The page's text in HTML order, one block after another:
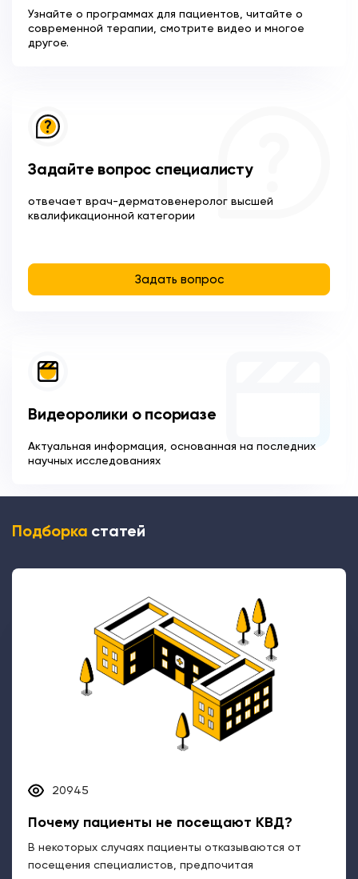
Узнайте о программах для пациентов, читайте о
современной терапии, смотрите видео и многое
другое.
Задайте вопрос специалисту
отвечает врач-дерматовенеролог высшей
квалификационной категории
Задать вопрос
Видеоролики о псориазе
Актуальная информация, основанная на последних
научных исследованиях
Подборка статей
20945
Почему пациенты не посещают КВД?
В некоторых случаях пациенты отказываются от
посещения специалистов, предпочитая